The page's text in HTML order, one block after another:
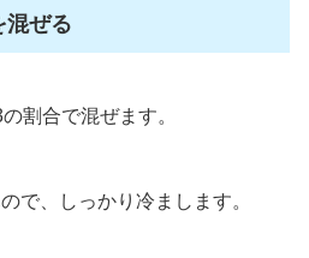
混ぜる
割合で混ぜます。
で、しっかり冷まします。